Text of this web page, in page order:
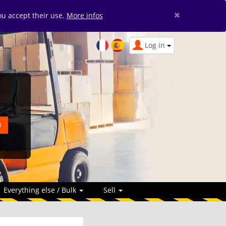
accept their use. More infos ×
Log in
Everything else / Bulk Sell